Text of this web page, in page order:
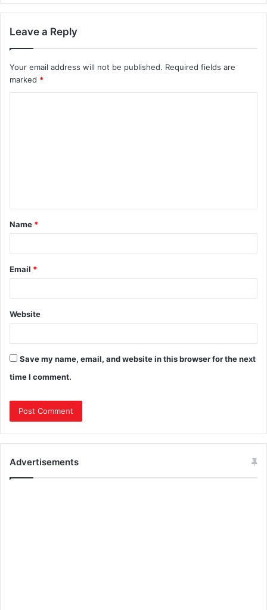
Leave a Reply
Your email address will not be published. Required fields are
marked *
Name *
Email *
Website
Save my name, email, and website in this browser for the next
time I comment.
Advertisements